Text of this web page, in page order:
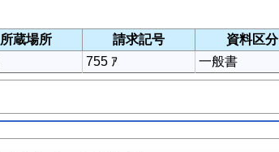
所蔵場所 請求記号 資料区分
755 ｱ 一般書